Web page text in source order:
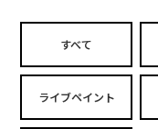
すべて
ライブペイント